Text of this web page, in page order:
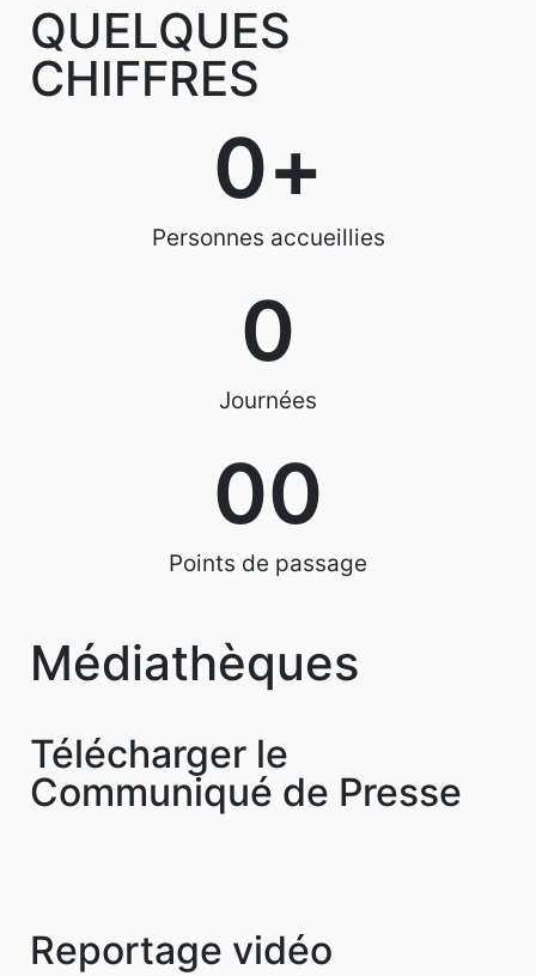
QUELQUES
CHIFFRES
0+
Personnes accueillies
0
Journées
00
Points de passage
Médiathèques
Télécharger le
Communiqué de Presse
Reportage vidéo